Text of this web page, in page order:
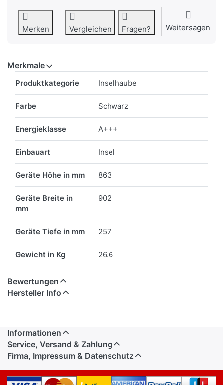
Merken Vergleichen Fragen? Weitersagen
Merkmale
Produktkategorie Inselhaube
Farbe Schwarz
Energieklasse A+++
Einbauart Insel
Geräte Höhe in mm 863
Geräte Breite in
mm
902
Geräte Tiefe in mm 257
Gewicht in Kg 26.6
Bewertungen
Hersteller Info
Informationen
Service, Versand & Zahlung
Firma, Impressum & Datenschutz